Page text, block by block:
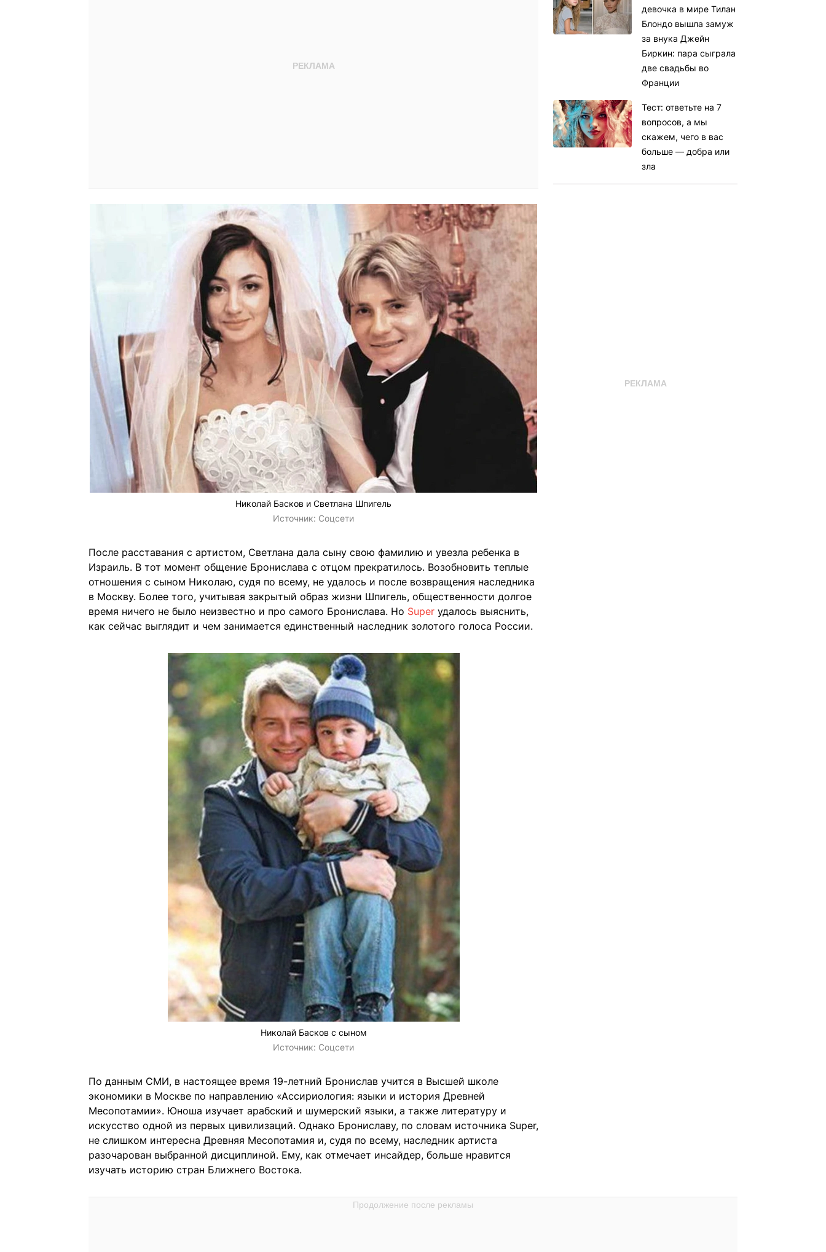
Николай Басков и Светлана Шпигель
Источник: Соцсети
После расставания с артистом, Светлана дала сыну свою фамилию и увезла ребенка в
Израиль. В тот момент общение Бронислава с отцом прекратилось. Возобновить теплые
отношения с сыном Николаю, судя по всему, не удалось и после возвращения наследника
в Москву. Более того, учитывая закрытый образ жизни Шпигель, общественности долгое
время ничего не было неизвестно и про самого Бронислава. Но Super удалось выяснить,
как сейчас выглядит и чем занимается единственный наследник золотого голоса России.
Николай Басков с сыном
Источник: Соцсети
По данным СМИ, в настоящее время 19-летний Бронислав учится в Высшей школе
экономики в Москве по направлению «Ассириология: языки и история Древней
Месопотамии». Юноша изучает арабский и шумерский языки, а также литературу и
искусство одной из первых цивилизаций. Однако Брониславу, по словам источника Super,
не слишком интересна Древняя Месопотамия и, судя по всему, наследник артиста
разочарован выбранной дисциплиной. Ему, как отмечает инсайдер, больше нравится
изучать историю стран Ближнего Востока.
девочка в мире Тилан
Блондо вышла замуж
за внука Джейн
Биркин: пара сыграла
две свадьбы во
Франции
Тест: ответьте на 7
вопросов, а мы
скажем, чего в вас
больше — добра или
зла